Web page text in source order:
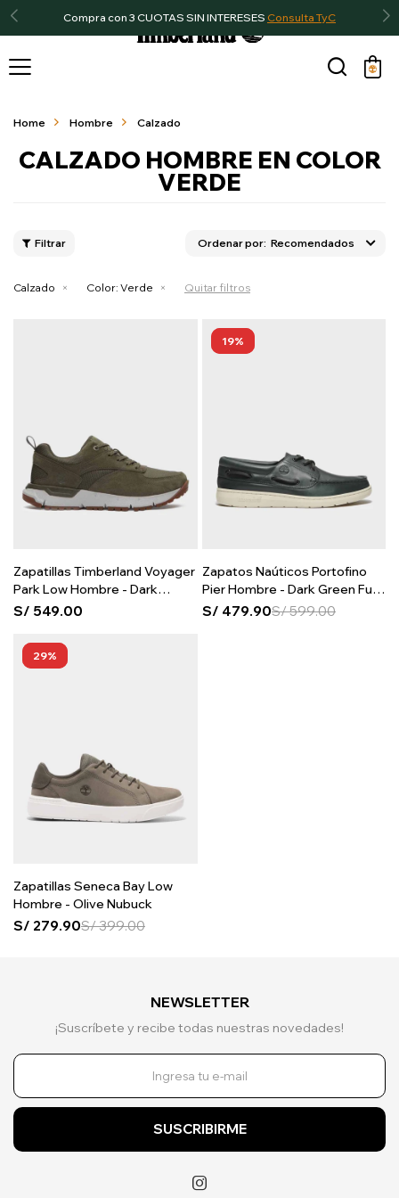
Compra con 3 CUOTAS SIN INTERESES Consulta TyC

Home Hombre Calzado
CALZADO HOMBRE EN COLOR
VERDE
Recomendados
Calzado Color: Verde Quitar filtros
Zapatillas Timberland Voyager
Park Low Hombre - Dark
Green Mesh
S/ 549.00
19
Zapatos Naúticos Portofino
Pier Hombre - Dark Green Full
Grain
S/ 479.90S/599.00
29
Zapatillas Seneca Bay Low
Hombre - Olive Nubuck
S/ 279.90S/399.00
NEWSLETTER
¡Suscríbete y recibe todas nuestras novedades!
SUSCRIBIRME
